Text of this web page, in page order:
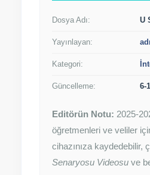
Dosya Adı: U
Yayınlayan:
Kategori:
Güncelleme: 6-
Editörün Notu: 2025-
öğretmenleri ve veliler
cihazınıza kaydedebilir,
Senaryosu Videosu ve